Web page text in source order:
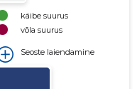
käibe suurus
võla suurus
Seoste laiendamine